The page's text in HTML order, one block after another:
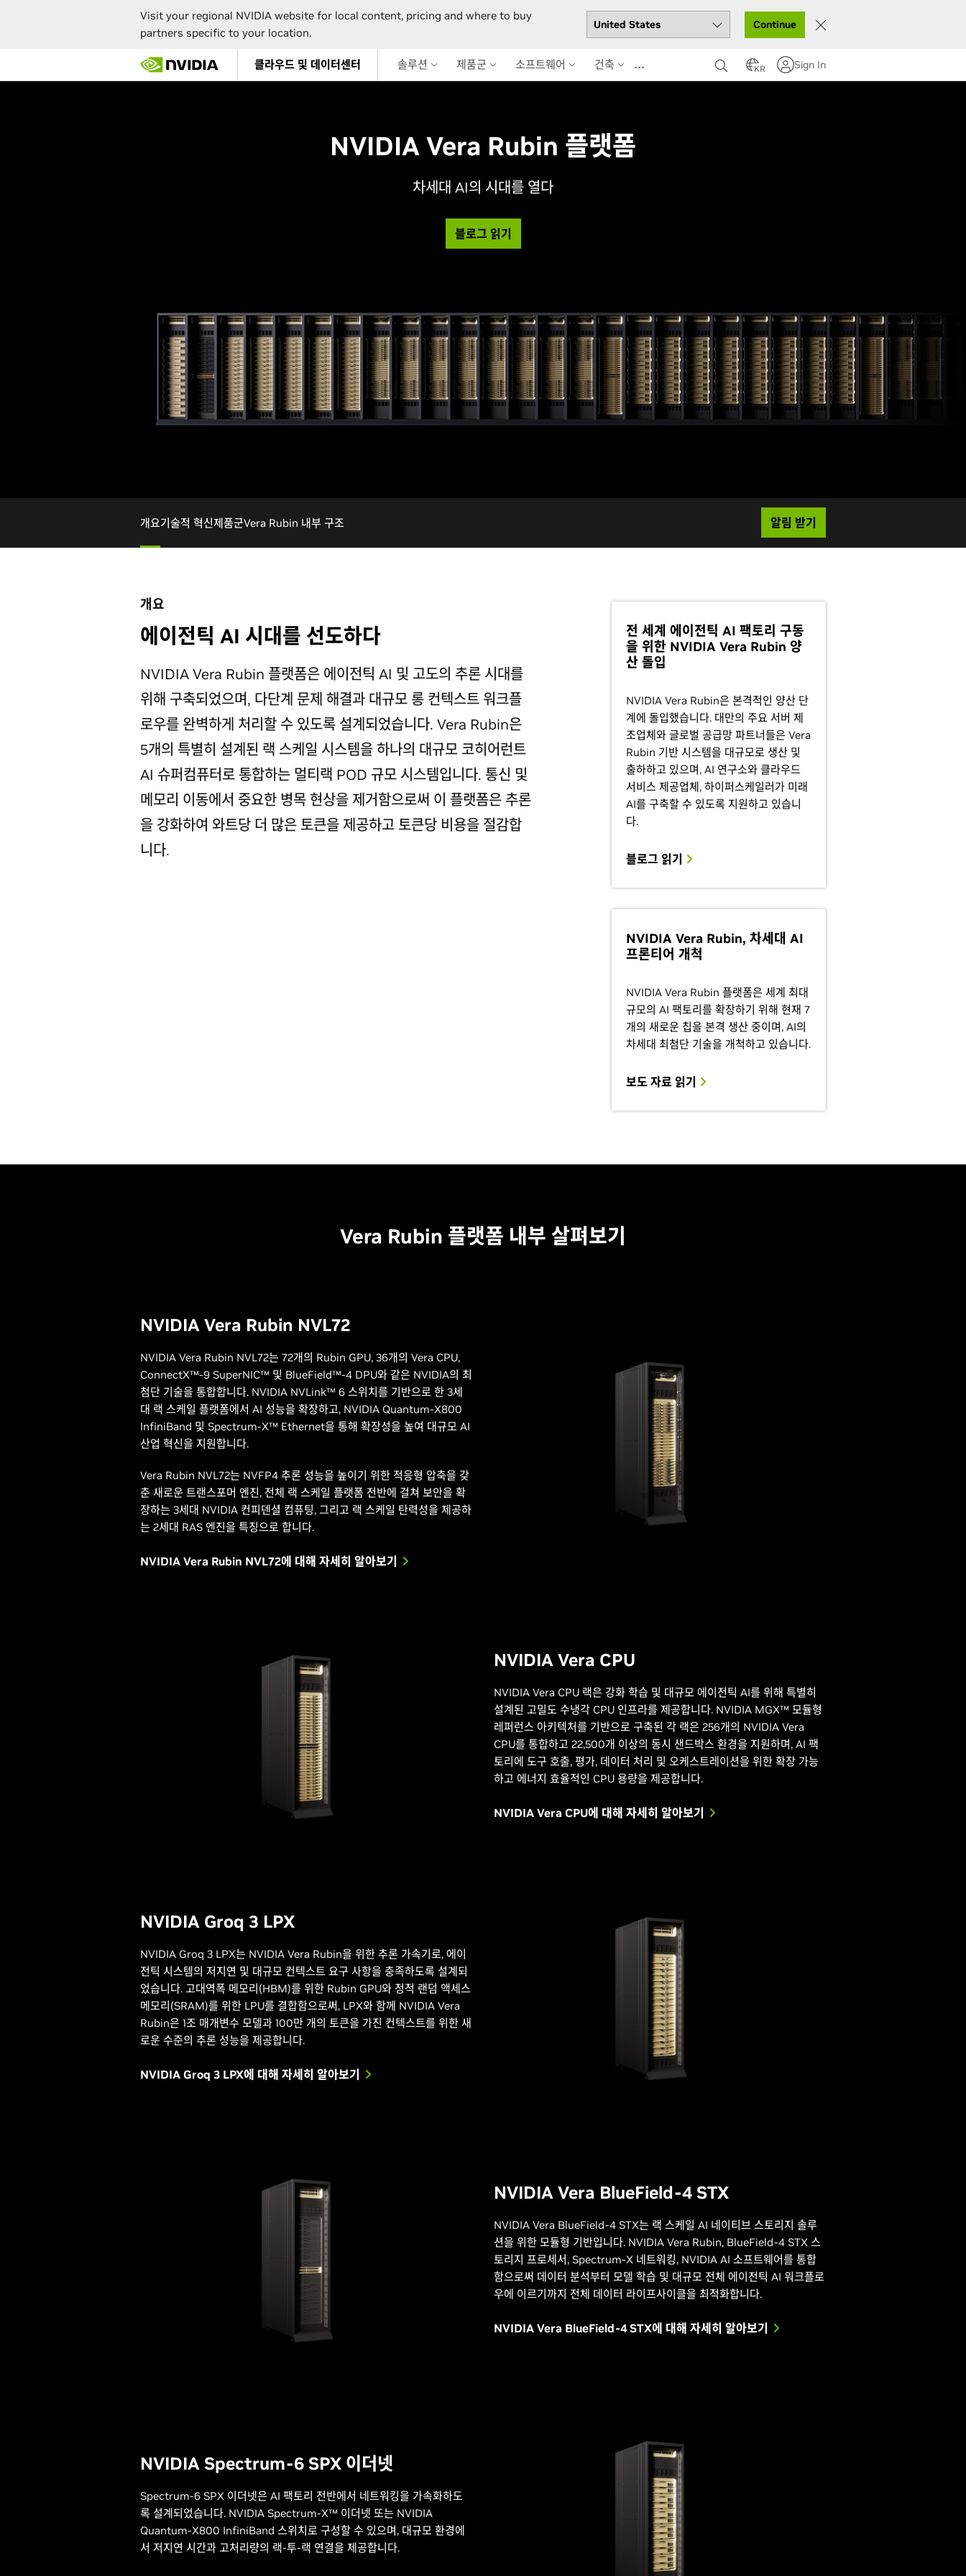
Visit your regional NVIDIA website for local content, pricing and where to buy
partners specific to your location.
Continue
main
클라우드 및 데이터센터 솔루션 제품군 소프트웨어 건축 … KR Sign In
NVIDIA Vera Rubin 플랫폼
차세대 AI의 시대를 열다
블로그 읽기
개요기술적 혁신제품군Vera Rubin 내부 구조 알림 받기
개요
에이전틱 AI 시대를 선도하다
NVIDIA Vera Rubin 플랫폼은 에이전틱 AI 및 고도의 추론 시대를
위해 구축되었으며, 다단계 문제 해결과 대규모 롱 컨텍스트 워크플
로우를 완벽하게 처리할 수 있도록 설계되었습니다. Vera Rubin은
5개의 특별히 설계된 랙 스케일 시스템을 하나의 대규모 코히어런트
AI 슈퍼컴퓨터로 통합하는 멀티랙 POD 규모 시스템입니다. 통신 및
메모리 이동에서 중요한 병목 현상을 제거함으로써 이 플랫폼은 추론
을 강화하여 와트당 더 많은 토큰을 제공하고 토큰당 비용을 절감합
니다.
전 세계 에이전틱 AI 팩토리 구동
을 위한 NVIDIA Vera Rubin 양
산 돌입
NVIDIA Vera Rubin은 본격적인 양산 단
계에 돌입했습니다. 대만의 주요 서버 제
조업체와 글로벌 공급망 파트너들은 Vera
Rubin 기반 시스템을 대규모로 생산 및
출하하고 있으며, AI 연구소와 클라우드
서비스 제공업체, 하이퍼스케일러가 미래
AI를 구축할 수 있도록 지원하고 있습니
다.
블로그 읽기
NVIDIA Vera Rubin, 차세대 AI
프론티어 개척
NVIDIA Vera Rubin 플랫폼은 세계 최대
규모의 AI 팩토리를 확장하기 위해 현재 7
개의 새로운 칩을 본격 생산 중이며, AI의
차세대 최첨단 기술을 개척하고 있습니다.
보도 자료 읽기
Vera Rubin 플랫폼 내부 살펴보기
NVIDIA Vera Rubin NVL72
NVIDIA Vera Rubin NVL72는 72개의 Rubin GPU, 36개의 Vera CPU,
ConnectX™-9 SuperNIC™ 및 BlueField™-4 DPU와 같은 NVIDIA의 최
첨단 기술을 통합합니다. NVIDIA NVLink™ 6 스위치를 기반으로 한 3세
대 랙 스케일 플랫폼에서 AI 성능을 확장하고, NVIDIA Quantum-X800
InfiniBand 및 Spectrum-X™ Ethernet을 통해 확장성을 높여 대규모 AI
산업 혁신을 지원합니다.
Vera Rubin NVL72는 NVFP4 추론 성능을 높이기 위한 적응형 압축을 갖
춘 새로운 트랜스포머 엔진, 전체 랙 스케일 플랫폼 전반에 걸쳐 보안을 확
장하는 3세대 NVIDIA 컨피덴셜 컴퓨팅, 그리고 랙 스케일 탄력성을 제공하
는 2세대 RAS 엔진을 특징으로 합니다.
NVIDIA Vera Rubin NVL72에 대해 자세히 알아보기
NVIDIA Vera CPU
NVIDIA Vera CPU 랙은 강화 학습 및 대규모 에이전틱 AI를 위해 특별히
설계된 고밀도 수냉각 CPU 인프라를 제공합니다. NVIDIA MGX™ 모듈형
레퍼런스 아키텍처를 기반으로 구축된 각 랙은 256개의 NVIDIA Vera
CPU를 통합하고 22,500개 이상의 동시 샌드박스 환경을 지원하며, AI 팩
토리에 도구 호출, 평가, 데이터 처리 및 오케스트레이션을 위한 확장 가능
하고 에너지 효율적인 CPU 용량을 제공합니다.
NVIDIA Vera CPU에 대해 자세히 알아보기
NVIDIA Groq 3 LPX
NVIDIA Groq 3 LPX는 NVIDIA Vera Rubin을 위한 추론 가속기로, 에이
전틱 시스템의 저지연 및 대규모 컨텍스트 요구 사항을 충족하도록 설계되
었습니다. 고대역폭 메모리(HBM)를 위한 Rubin GPU와 정적 랜덤 액세스
메모리(SRAM)를 위한 LPU를 결합함으로써, LPX와 함께 NVIDIA Vera
Rubin은 1조 매개변수 모델과 100만 개의 토큰을 가진 컨텍스트를 위한 새
로운 수준의 추론 성능을 제공합니다.
NVIDIA Groq 3 LPX에 대해 자세히 알아보기
NVIDIA Vera BlueField-4 STX
NVIDIA Vera BlueField-4 STX는 랙 스케일 AI 네이티브 스토리지 솔루
션을 위한 모듈형 기반입니다. NVIDIA Vera Rubin, BlueField-4 STX 스
토리지 프로세서, Spectrum-X 네트워킹, NVIDIA AI 소프트웨어를 통합
함으로써 데이터 분석부터 모델 학습 및 대규모 전체 에이전틱 AI 워크플로
우에 이르기까지 전체 데이터 라이프사이클을 최적화합니다.
NVIDIA Vera BlueField-4 STX에 대해 자세히 알아보기
NVIDIA Spectrum-6 SPX 이더넷
Spectrum-6 SPX 이더넷은 AI 팩토리 전반에서 네트워킹을 가속화하도
록 설계되었습니다. NVIDIA Spectrum-X™ 이더넷 또는 NVIDIA
Quantum-X800 InfiniBand 스위치로 구성할 수 있으며, 대규모 환경에
서 저지연 시간과 고처리량의 랙-투-랙 연결을 제공합니다.